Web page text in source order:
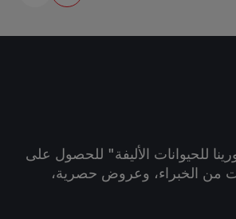
للحيوانات الأليفة" للحصول على
من الخبراء، وعروض حصرية،